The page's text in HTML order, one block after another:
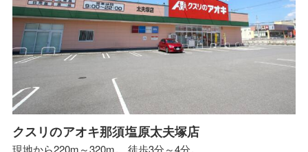
クスリのアオキ那須塩原太夫塚店
現地から220m～320m。 徒歩3分～4分。